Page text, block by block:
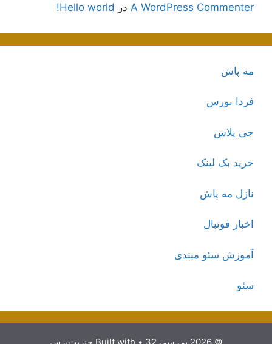
A WordPress Commenter در Hello world!
مه پاش
فردا بورس
جی پلاس
خرید بک لینک
نازل مه پاش
اخبار فوتبال
آموزش سئو مبتدی
سئو